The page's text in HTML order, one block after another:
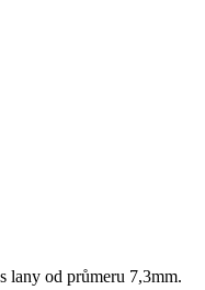
lany od průmeru 7,3mm.